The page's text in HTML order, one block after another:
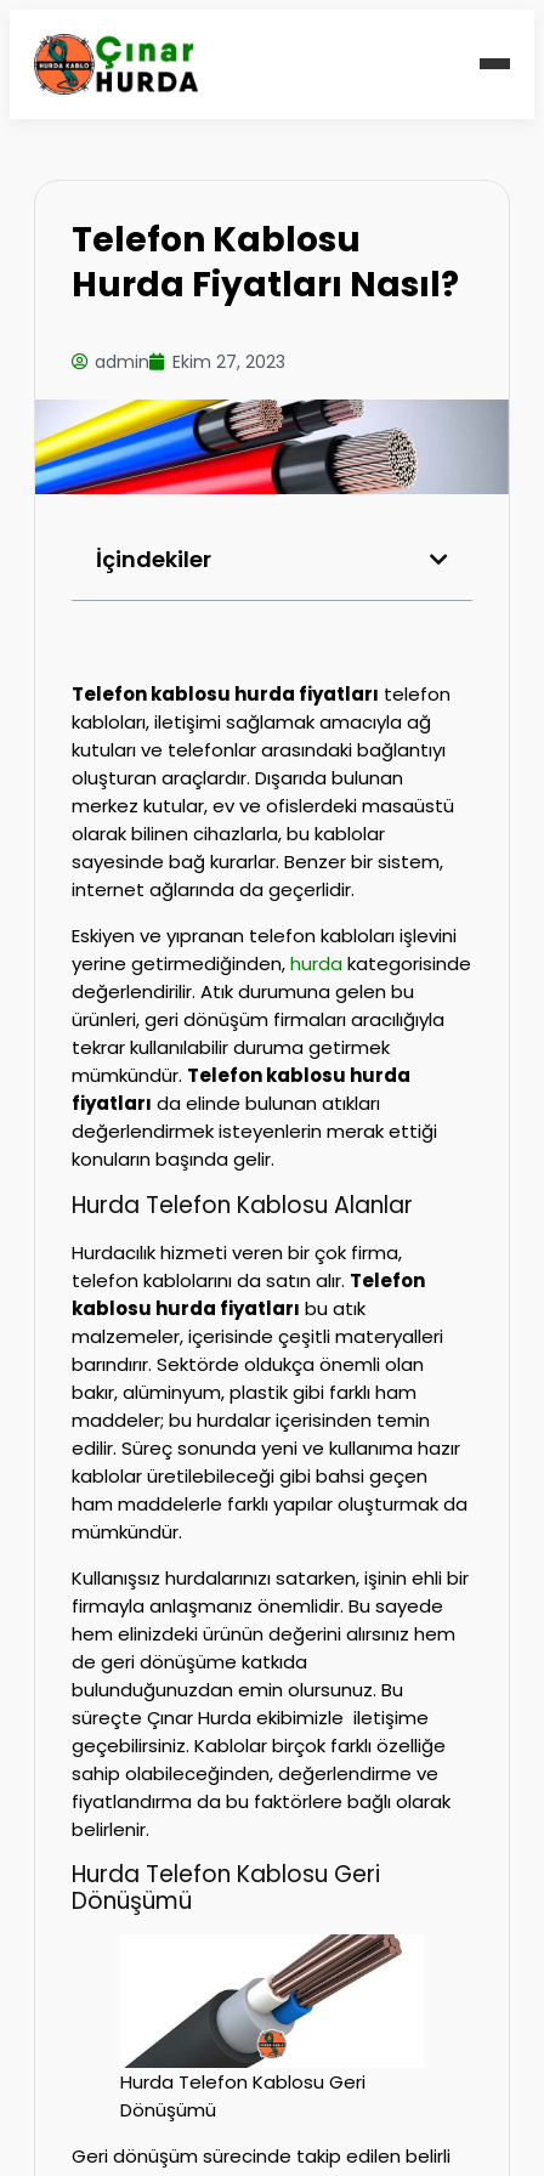
Telefon Kablosu
Hurda Fiyatları Nasıl?
admin Ekim 27, 2023
İçindekiler
Telefon kablosu hurda fiyatları telefon
kabloları, iletişimi sağlamak amacıyla ağ
kutuları ve telefonlar arasındaki bağlantıyı
oluşturan araçlardır. Dışarıda bulunan
merkez kutular, ev ve ofislerdeki masaüstü
olarak bilinen cihazlarla, bu kablolar
sayesinde bağ kurarlar. Benzer bir sistem,
internet ağlarında da geçerlidir.
Eskiyen ve yıpranan telefon kabloları işlevini
yerine getirmediğinden,hurdakategorisinde
değerlendirilir. Atık durumuna gelen bu
ürünleri, geri dönüşüm firmaları aracılığıyla
tekrar kullanılabilir duruma getirmek
mümkündür. Telefon kablosu hurda
fiyatları da elinde bulunan atıkları
değerlendirmek isteyenlerin merak ettiği
konuların başında gelir.
Hurda Telefon Kablosu Alanlar
Hurdacılık hizmeti veren bir çok firma,
telefon kablolarını da satın alır. Telefon
kablosu hurda fiyatları bu atık
malzemeler, içerisinde çeşitli materyalleri
barındırır. Sektörde oldukça önemli olan
bakır, alüminyum, plastik gibi farklı ham
maddeler; bu hurdalar içerisinden temin
edilir. Süreç sonunda yeni ve kullanıma hazır
kablolar üretilebileceği gibi bahsi geçen
ham maddelerle farklı yapılar oluşturmak da
mümkündür.
Kullanışsız hurdalarınızı satarken, işinin ehli bir
firmayla anlaşmanız önemlidir. Bu sayede
hem elinizdeki ürünün değerini alırsınız hem
de geri dönüşüme katkıda
bulunduğunuzdan emin olursunuz. Bu
süreçte Çınar Hurda ekibimizle iletişime
geçebilirsiniz. Kablolar birçok farklı özelliğe
sahip olabileceğinden, değerlendirme ve
fiyatlandırma da bu faktörlere bağlı olarak
belirlenir.
Hurda Telefon Kablosu Geri
Dönüşümü
Hurda Telefon Kablosu Geri
Dönüşümü
Geri dönüşüm sürecinde takip edilen belirli